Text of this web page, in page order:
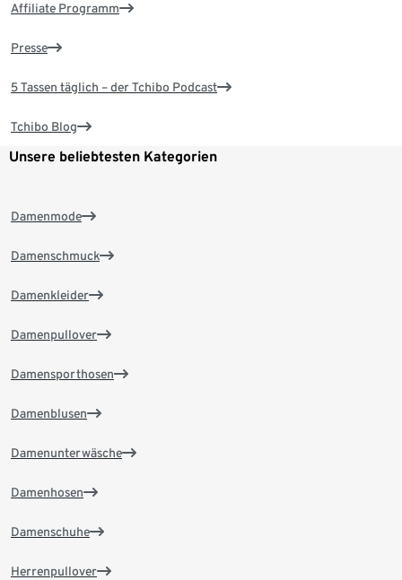
Affiliate Programm
Presse
5 Tassen täglich – der Tchibo Podcast
Tchibo Blog
Unsere beliebtesten Kategorien
Damenmode
Damenschmuck
Damenkleider
Damenpullover
Damensporthosen
Damenblusen
Damenunterwäsche
Damenhosen
Damenschuhe
Herrenpullover